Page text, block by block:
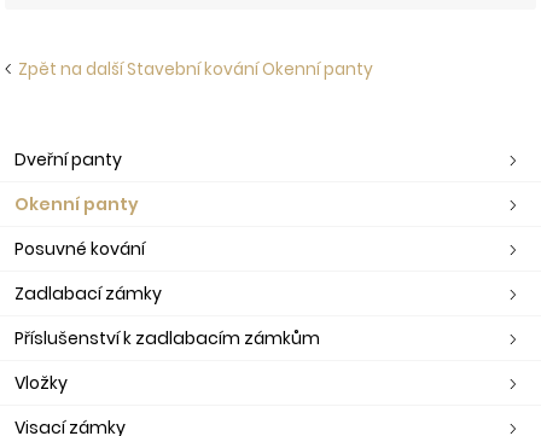
Zpět na další Stavební kování Okenní panty
Dveřní panty
Okenní panty
Posuvné kování
Zadlabací zámky
Příslušenství k zadlabacím zámkům
Vložky
Visací zámky